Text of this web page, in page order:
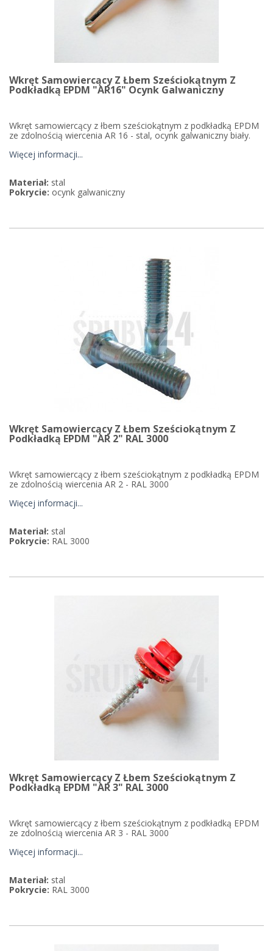
Wkręt Samowiercący Z Łbem Sześciokątnym Z
Podkładką EPDM "AR16" Ocynk Galwaniczny
Wkręt samowiercący z łbem sześciokątnym z podkładką EPDM
ze zdolnością wiercenia AR 16 - stal, ocynk galwaniczny biały.
Więcej informacji...
Materiał: stal
Pokrycie: ocynk galwaniczny
Wkręt Samowiercący Z Łbem Sześciokątnym Z
Podkładką EPDM "AR 2" RAL 3000
Wkręt samowiercący z łbem sześciokątnym z podkładką EPDM
ze zdolnością wiercenia AR 2 - RAL 3000
Więcej informacji...
Materiał: stal
Pokrycie: RAL 3000
Wkręt Samowiercący Z Łbem Sześciokątnym Z
Podkładką EPDM "AR 3" RAL 3000
Wkręt samowiercący z łbem sześciokątnym z podkładką EPDM
ze zdolnością wiercenia AR 3 - RAL 3000
Więcej informacji...
Materiał: stal
Pokrycie: RAL 3000